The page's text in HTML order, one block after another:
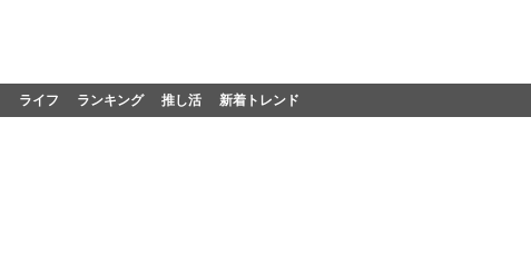
ライフ ランキング 推し活 新着トレンド